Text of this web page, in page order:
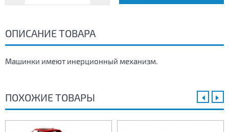
ОПИСАНИЕ ТОВАРА
Машинки имеют инерционный механизм.
ПОХОЖИЕ ТОВАРЫ